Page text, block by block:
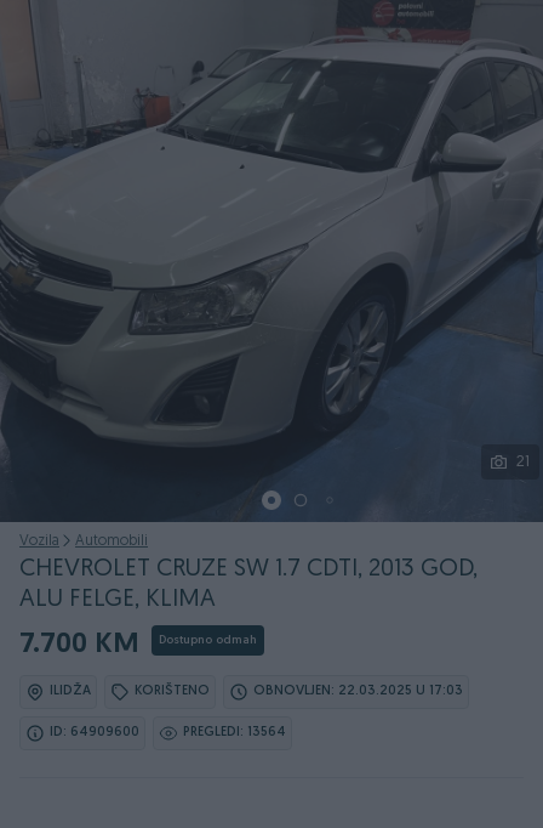
Podijeli
21
Vozila Automobili
CHEVROLET CRUZE SW 1.7 CDTI, 2013 GOD,
ALU FELGE, KLIMA
7.700 KM Dostupno odmah
ILIDŽA KORIŠTENO OBNOVLJEN: 22.03.2025 U 17:03
ID: 64909600 PREGLEDI: 13564